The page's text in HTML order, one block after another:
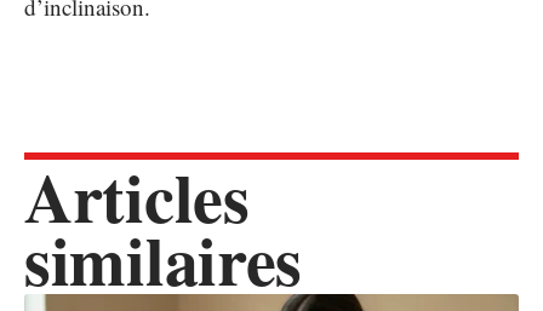
d’inclinaison.
Articles
similaires